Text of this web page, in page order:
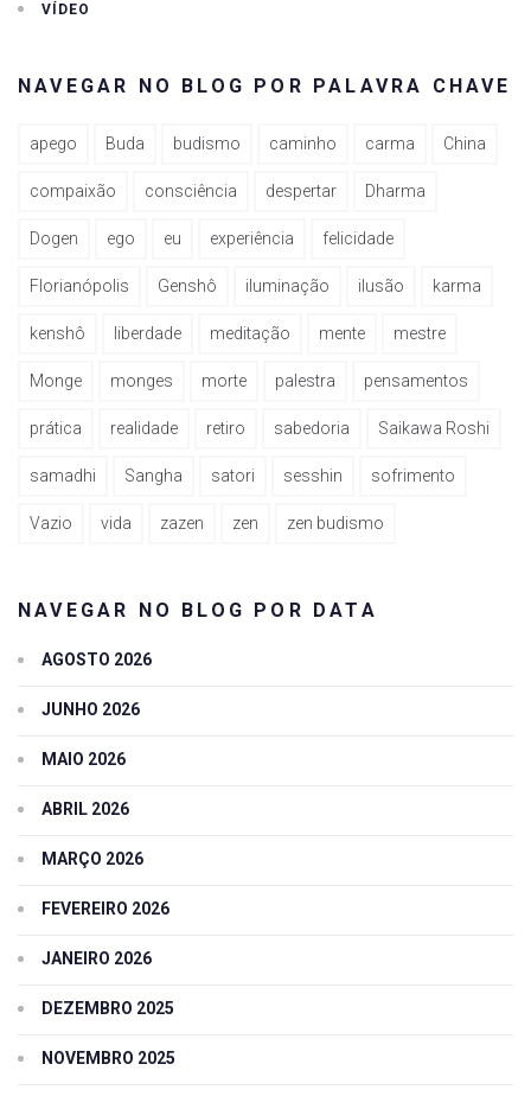
VÍDEO
NAVEGAR NO BLOG POR PALAVRA CHAVE
apego Buda budismo caminho carma China
compaixão consciência despertar Dharma
Dogen ego eu experiência felicidade
Florianópolis Genshô iluminação ilusão karma
kenshô liberdade meditação mente mestre
Monge monges morte palestra pensamentos
prática realidade retiro sabedoria Saikawa Roshi
samadhi Sangha satori sesshin sofrimento
Vazio vida zazen zen zen budismo
NAVEGAR NO BLOG POR DATA
AGOSTO 2026
JUNHO 2026
MAIO 2026
ABRIL 2026
MARÇO 2026
FEVEREIRO 2026
JANEIRO 2026
DEZEMBRO 2025
NOVEMBRO 2025